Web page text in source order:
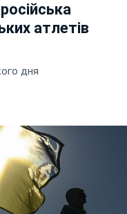
атлетів
дня